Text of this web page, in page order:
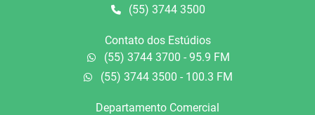
(55) 3744 3500
Contato dos Estúdios
(55) 3744 3700 - 95.9 FM
(55) 3744 3500 - 100.3 FM
Departamento Comercial